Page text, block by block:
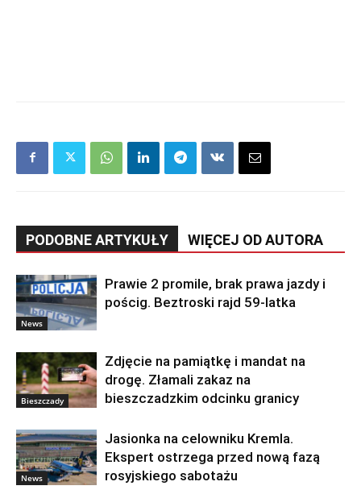
PODOBNE ARTYKUŁY WIĘCEJ OD AUTORA
News
Prawie 2 promile, brak prawa jazdy i
pościg. Beztroski rajd 59-latka
Bieszczady
Zdjęcie na pamiątkę i mandat na
drogę. Złamali zakaz na
bieszczadzkim odcinku granicy
News
Jasionka na celowniku Kremla.
Ekspert ostrzega przed nową fazą
rosyjskiego sabotażu